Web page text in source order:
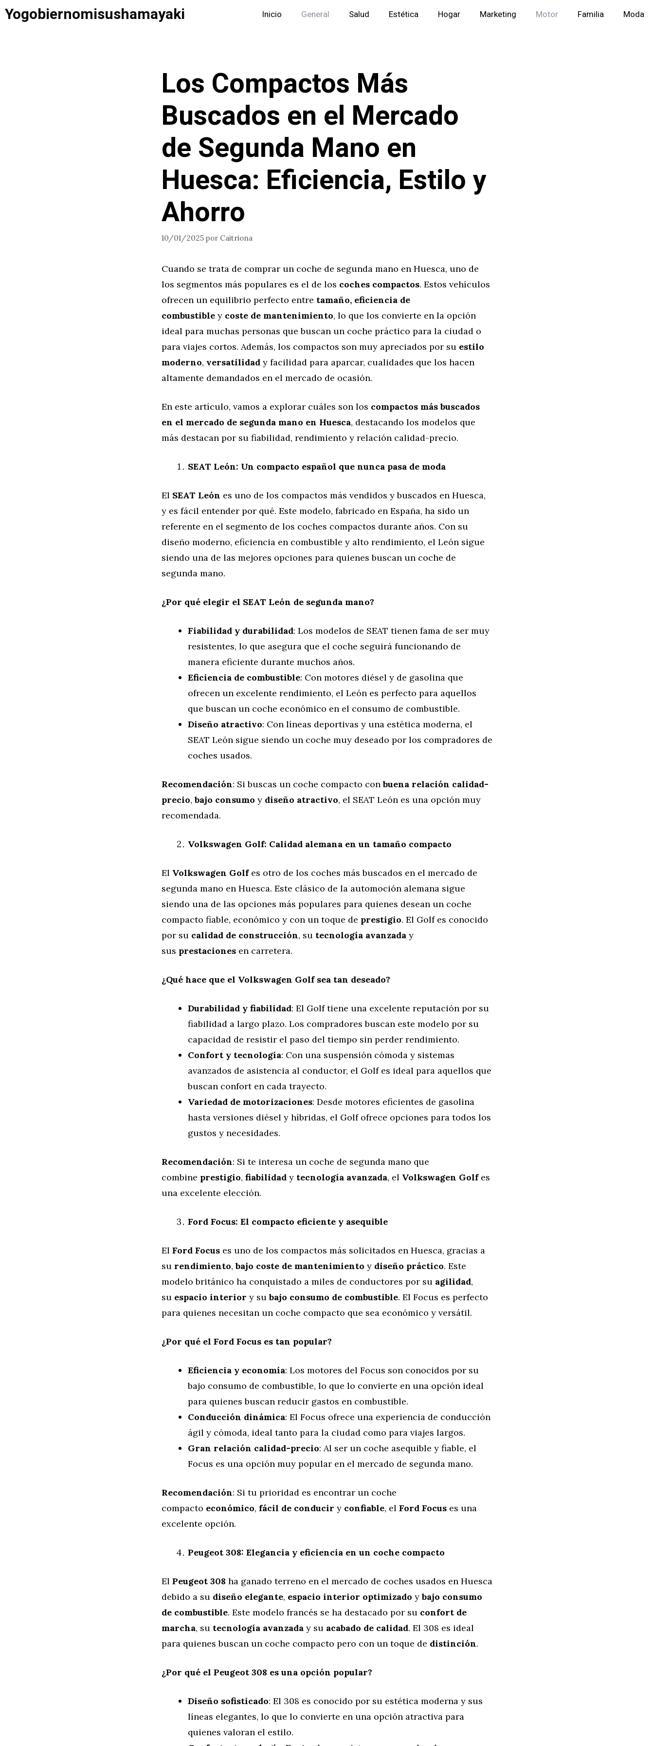
Saltar
Yogobiernomisushamayaki Inicio General Salud Estética Hogar Marketing Motor Familia Moda
Los Compactos Más
Buscados en el Mercado
de Segunda Mano en
Huesca: Eficiencia, Estilo y
Ahorro
10/01/2025 por Caitriona
Cuando se trata de comprar un coche de segunda mano en Huesca, uno de
los segmentos más populares es el de los coches compactos. Estos vehículos
ofrecen un equilibrio perfecto entre tamaño, eficiencia de
combustible y coste de mantenimiento, lo que los convierte en la opción
ideal para muchas personas que buscan un coche práctico para la ciudad o
para viajes cortos. Además, los compactos son muy apreciados por su estilo
moderno, versatilidad y facilidad para aparcar, cualidades que los hacen
altamente demandados en el mercado de ocasión.
En este artículo, vamos a explorar cuáles son los compactos más buscados
en el mercado de segunda mano en Huesca, destacando los modelos que
más destacan por su fiabilidad, rendimiento y relación calidad-precio.
SEAT León: Un compacto español que nunca pasa de moda
El SEAT León es uno de los compactos más vendidos y buscados en Huesca,
y es fácil entender por qué. Este modelo, fabricado en España, ha sido un
referente en el segmento de los coches compactos durante años. Con su
diseño moderno, eficiencia en combustible y alto rendimiento, el León sigue
siendo una de las mejores opciones para quienes buscan un coche de
segunda mano.
¿Por qué elegir el SEAT León de segunda mano?
Fiabilidad y durabilidad: Los modelos de SEAT tienen fama de ser muy
resistentes, lo que asegura que el coche seguirá funcionando de
manera eficiente durante muchos años.
Eficiencia de combustible: Con motores diésel y de gasolina que
ofrecen un excelente rendimiento, el León es perfecto para aquellos
que buscan un coche económico en el consumo de combustible.
Diseño atractivo: Con líneas deportivas y una estética moderna, el
SEAT León sigue siendo un coche muy deseado por los compradores de
coches usados.
Recomendación: Si buscas un coche compacto conbuena relación calidad-
precio,bajo consumo y diseño atractivo, el SEAT León es una opción muy
recomendada.
Volkswagen Golf: Calidad alemana en un tamaño compacto
El Volkswagen Golfes otro de los coches más buscados en el mercado de
segunda mano en Huesca. Este clásico de la automoción alemana sigue
siendo una de las opciones más populares para quienes desean un coche
compacto fiable, económico y con un toque de prestigio. El Golf es conocido
por su calidad de construcción, su tecnología avanzada y
sus prestaciones en carretera.
¿Qué hace que el Volkswagen Golf sea tan deseado?
Durabilidad y fiabilidad: El Golf tiene una excelente reputación por su
fiabilidad a largo plazo. Los compradores buscan este modelo por su
capacidad de resistir el paso del tiempo sin perder rendimiento.
Confort y tecnología: Con una suspensión cómoda y sistemas
avanzados de asistencia al conductor, el Golf es ideal para aquellos que
buscan confort en cada trayecto.
Variedad de motorizaciones: Desde motores eficientes de gasolina
hasta versiones diésel y híbridas, el Golf ofrece opciones para todos los
gustos y necesidades.
Recomendación: Si te interesa un coche de segunda mano que
combine prestigio, fiabilidad y tecnología avanzada, el Volkswagen Golfes
una excelente elección.
Ford Focus: El compacto eficiente y asequible
El Ford Focus es uno de los compactos más solicitados en Huesca, gracias a
su rendimiento,bajo coste de mantenimiento y diseño práctico. Este
modelo británico ha conquistado a miles de conductores por su agilidad,
su espacio interior y subajo consumo de combustible. El Focus es perfecto
para quienes necesitan un coche compacto que sea económico y versátil.
¿Por qué el Ford Focus es tan popular?
Eficiencia y economía: Los motores del Focus son conocidos por su
bajo consumo de combustible, lo que lo convierte en una opción ideal
para quienes buscan reducir gastos en combustible.
Conducción dinámica: El Focus ofrece una experiencia de conducción
ágil y cómoda, ideal tanto para la ciudad como para viajes largos.
Gran relación calidad-precio: Al ser un coche asequible y fiable, el
Focus es una opción muy popular en el mercado de segunda mano.
Recomendación: Si tu prioridad es encontrar un coche
compacto económico, fácil de conducir y confiable, el Ford Focus es una
excelente opción.
Peugeot 308: Elegancia y eficiencia en un coche compacto
El Peugeot 308 ha ganado terreno en el mercado de coches usados en Huesca
debido a su diseño elegante, espacio interior optimizado ybajo consumo
de combustible. Este modelo francés se ha destacado por su confort de
marcha, su tecnología avanzada y su acabado de calidad. El 308 es ideal
para quienes buscan un coche compacto pero con un toque de distinción.
¿Por qué el Peugeot 308 es una opción popular?
Diseño sofisticado: El 308 es conocido por su estética moderna y sus
líneas elegantes, lo que lo convierte en una opción atractiva para
quienes valoran el estilo.